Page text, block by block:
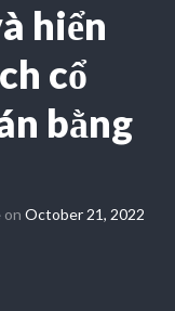
hiển
cổ
bằng
on October 21, 2022